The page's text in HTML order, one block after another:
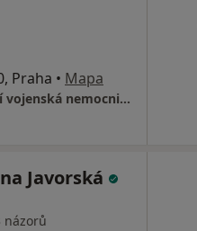
Praha • Mapa
Neurologické oddělení, Ústřední vojenská nemocnice - Vojenská fakultní nemocnice
Javorská
názorů